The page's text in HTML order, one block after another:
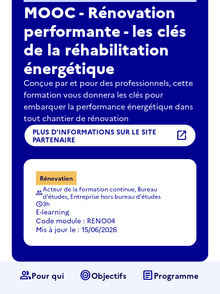
MOOC - Rénovation
performante - les clés
de la réhabilitation
énergétique
Conçue par et pour des professionnels, cette
formation vous donnera les clés pour
embarquer la performance énergétique dans
tout chantier de rénovation
PLUS D'INFORMATIONS SUR LE SITE
PARTENAIRE
open_in_new
Rénovation
groupActeur de la formation continue, Bureau
d'études, Entreprise hors bureau d'études
schedule3h
E-learning
Code module : RENO04
Mis à jour le : 15/06/2026
groupPour qui targetObjectifs articleProgramme